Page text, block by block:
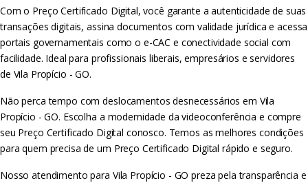
Com o Preço Certificado Digital, você garante a autenticidade de suas
transações digitais, assina documentos com validade jurídica e acessa
portais governamentais como o e-CAC e conectividade social com
facilidade. Ideal para profissionais liberais, empresários e servidores
de Vila Propício - GO.
Não perca tempo com deslocamentos desnecessários em Vila
Propício - GO. Escolha a modernidade da videoconferência e compre
seu Preço Certificado Digital conosco. Temos as melhores condições
para quem precisa de um Preço Certificado Digital rápido e seguro.
Nosso atendimento para Vila Propício - GO preza pela transparência e